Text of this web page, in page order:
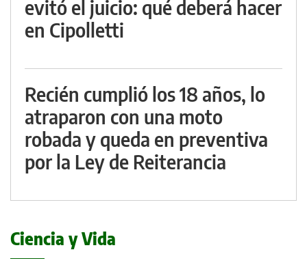
evitó el juicio: qué deberá hacer
en Cipolletti
Recién cumplió los 18 años, lo
atraparon con una moto
robada y queda en preventiva
por la Ley de Reiterancia
Ciencia y Vida